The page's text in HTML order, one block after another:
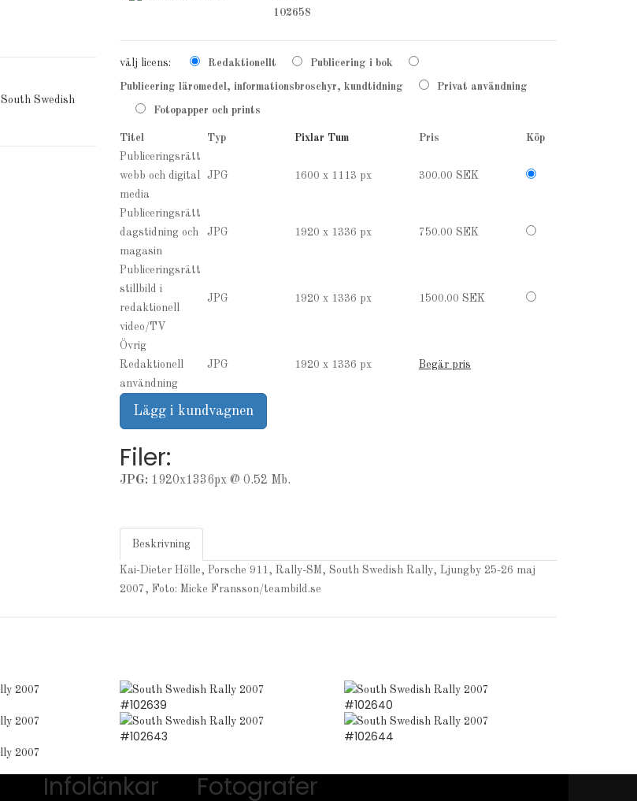
South Swedish
102658
välj licens: Redaktionellt Publicering i bok
Publicering läromedel, informationsbroschyr, kundtidning Privat användning
Fotopapper och prints
Titel Typ Pixlar Tum Pris
Köp
Publiceringsrätt
webb och digital
media
JPG 1600 x 1113 px 300.00 SEK
Publiceringsrätt
dagstidning och
magasin
JPG 1920 x 1336 px 750.00 SEK
Publiceringsrätt
stillbild i
redaktionell
video/TV
JPG 1920 x 1336 px 1500.00 SEK
Övrig
Redaktionell
användning
JPG 1920 x 1336 px Begär pris
Filer:
JPG: 1920x1336px @ 0.52 Mb.
Beskrivning
Kai-Dieter Hölle, Porsche 911, Rally-SM, South Swedish Rally, Ljungby 25-26 maj
2007, Foto: Micke Fransson/teambild.se
#102639
#102640
#102643
#102644
Infolänkar Fotografer